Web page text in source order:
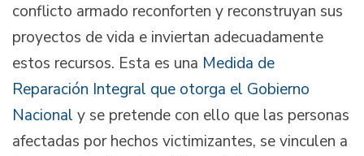
conflicto armado reconforten y reconstruyan sus
proyectos de vida e inviertan adecuadamente
estos recursos. Esta es una Medida de
Reparación Integral que otorga el Gobierno
Nacional y se pretende con ello que las personas
afectadas por hechos victimizantes, se vinculen a